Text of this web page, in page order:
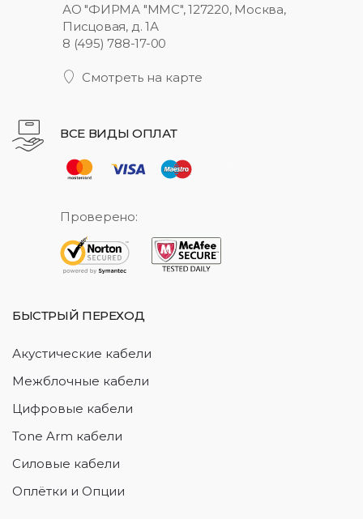
АО "ФИРМА "ММС", 127220, Москва,
Писцовая, д. 1А
8 (495) 788-17-00
Смотреть на карте
ВСЕ ВИДЫ ОПЛАТ
Проверено:
БЫСТРЫЙ ПЕРЕХОД
Акустические кабели
Межблочные кабели
Цифровые кабели
Tone Arm кабели
Силовые кабели
Оплётки и Опции